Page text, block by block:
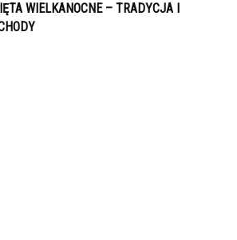
WIELKANOCNE – TRADYCJA I